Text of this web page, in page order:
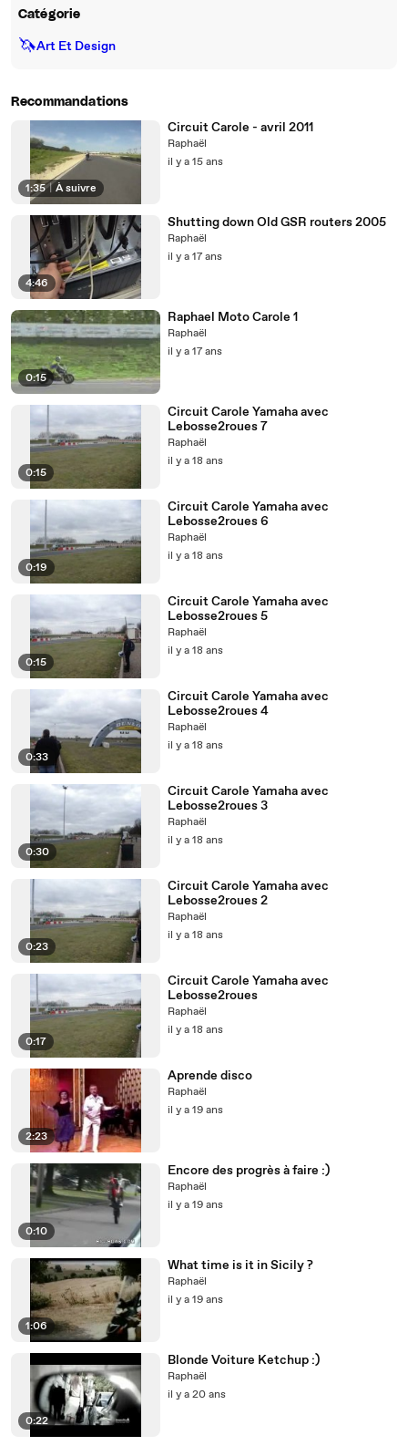
Catégorie
🦄Art Et Design
Recommandations
1:35 | À suivre
Circuit Carole - avril 2011
Raphaël
il y a 15 ans
4:46
Shutting down Old GSR routers 2005
Raphaël
il y a 17 ans
0:15
Raphael Moto Carole 1
Raphaël
il y a 17 ans
0:15
Circuit Carole Yamaha avec
Lebosse2roues 7
Raphaël
il y a 18 ans
0:19
Circuit Carole Yamaha avec
Lebosse2roues 6
Raphaël
il y a 18 ans
0:15
Circuit Carole Yamaha avec
Lebosse2roues 5
Raphaël
il y a 18 ans
0:33
Circuit Carole Yamaha avec
Lebosse2roues 4
Raphaël
il y a 18 ans
0:30
Circuit Carole Yamaha avec
Lebosse2roues 3
Raphaël
il y a 18 ans
0:23
Circuit Carole Yamaha avec
Lebosse2roues 2
Raphaël
il y a 18 ans
0:17
Circuit Carole Yamaha avec
Lebosse2roues
Raphaël
il y a 18 ans
2:23
Aprende disco
Raphaël
il y a 19 ans
0:10
Encore des progrès à faire :)
Raphaël
il y a 19 ans
1:06
What time is it in Sicily ?
Raphaël
il y a 19 ans
0:22
Blonde Voiture Ketchup :)
Raphaël
il y a 20 ans